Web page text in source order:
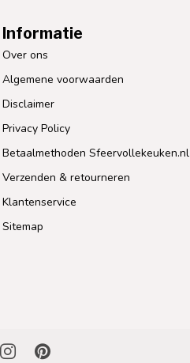
Informatie
Over ons
Algemene voorwaarden
Disclaimer
Privacy Policy
Betaalmethoden Sfeervollekeuken.nl
Verzenden & retourneren
Klantenservice
Sitemap